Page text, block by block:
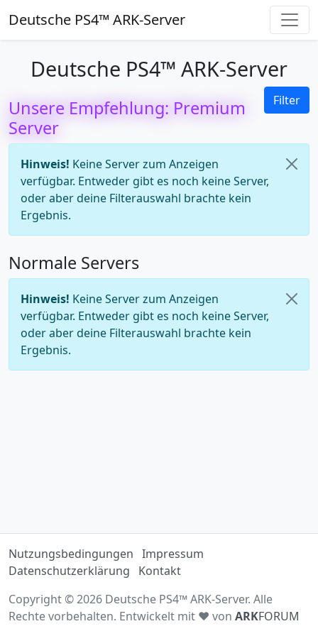
Deutsche PS4™ ARK-Server
Deutsche PS4™ ARK-Server
Filter
Unsere Empfehlung: Premium
Server
Hinweis! Keine Server zum Anzeigen
verfügbar. Entweder gibt es noch keine Server,
oder aber deine Filterauswahl brachte kein
Ergebnis.
Normale Servers
Hinweis! Keine Server zum Anzeigen
verfügbar. Entweder gibt es noch keine Server,
oder aber deine Filterauswahl brachte kein
Ergebnis.
Nutzungsbedingungen Impressum
Datenschutzerklärung
Kontakt
Copyright © 2026 Deutsche PS4™ ARK-Server. Alle
Rechte vorbehalten. Entwickelt mit ♥ von ARKFORUM